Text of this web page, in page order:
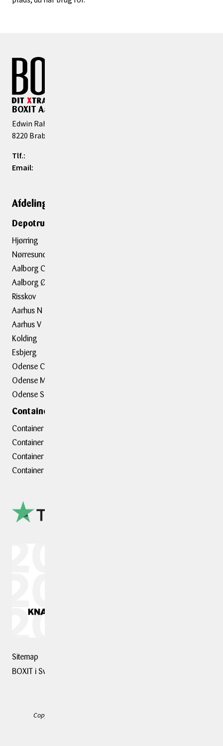
BOXIT Aarhus V
Edwin Rahrs Vej 75
8220 Brabrand
Tlf.:
Email:
Afdelinger
Depotrumsafdelinger
Hjørring
Nørresundby
Aalborg C
Aalborg Ø
Risskov
Aarhus N
Aarhus V
Kolding
Esbjerg
Odense C
Odense M
Odense S
Containerafdelinger
Container hovedkontor
Container Hasselager
Container Kolding
Container Taastrup
Sitemap
BOXIT i Sverige
Copyright © 2025 BOXIT. Alle rettigheder forbeholdes.